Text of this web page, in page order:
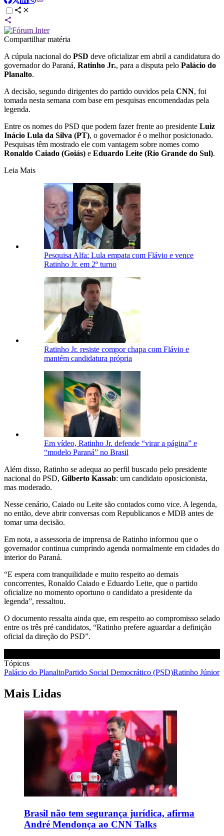
Compartilhar matéria
A cúpula nacional do PSD deve oficializar em abril a candidatura do
governador do Paraná, Ratinho Jr., para a disputa pelo Palácio do
Planalto.
A decisão, segundo dirigentes do partido ouvidos pela CNN, foi
tomada nesta semana com base em pesquisas encomendadas pela
legenda.
Entre os nomes do PSD que podem fazer frente ao presidente Luiz
Inácio Lula da Silva (PT), o governador é o melhor posicionado.
Pesquisas têm mostrado ele com vantagem sobre nomes como
Ronaldo Caiado (Goiás) e Eduardo Leite (Rio Grande do Sul).
Leia Mais
Pesquisa Alfa: Lula empata com Flávio e vence
Ratinho Jr. em 2º turno
Ratinho Jr. resiste compor chapa com Flávio e
mantém candidatura própria
Em vídeo, Ratinho Jr. defende “virar a página” e
“modelo Paraná” no Brasil
Além disso, Ratinho se adequa ao perfil buscado pelo presidente
nacional do PSD, Gilberto Kassab: um candidato oposicionista,
mas moderado.
Nesse cenário, Caiado ou Leite são contados como vice. A legenda,
no então, deve abrir conversas com Republicanos e MDB antes de
tomar uma decisão.
Em nota, a assessoria de imprensa de Ratinho informou que o
governador continua cumprindo agenda normalmente em cidades do
interior do Paraná.
“E espera com tranquilidade e muito respeito ao demais
concorrentes, Ronaldo Caiado e Eduardo Leite, que o partido
oficialize no momento oportuno o candidato a presidente da
legenda”, ressaltou.
O documento ressalta ainda que, em respeito ao compromisso selado
entre os três pré candidatos, “Ratinho prefere aguardar a definição
oficial da direção do PSD”.
Tópicos
Palácio do PlanaltoPartido Social Democrático (PSD)Ratinho Júnior
Mais Lidas
Brasil não tem segurança jurídica, afirma
André Mendonça ao CNN Talks